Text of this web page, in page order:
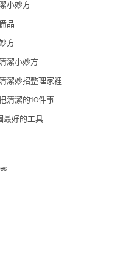
小妙方
品
方
潔小妙方
潔妙招整理家裡
清潔的10件事
最好的工具